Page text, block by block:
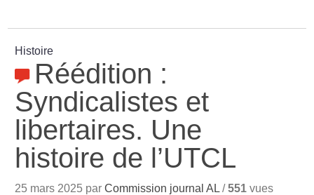
Histoire
Réédition :
Syndicalistes et
libertaires. Une
histoire de l’UTCL
25 mars 2025 parCommission journal AL /551 vues